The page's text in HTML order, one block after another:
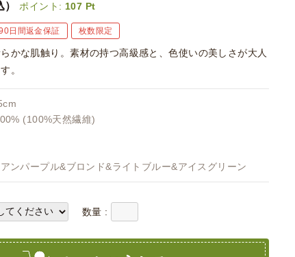
） ポイント: 107 Pt
日間返金保証 枚数限定
らかな肌触り。素材の持つ高級感と、色使いの美しさが大人
。
(100%天然繊維)
ンパープル&ブロンド&ライトブルー&アイスグリーン
数量 :